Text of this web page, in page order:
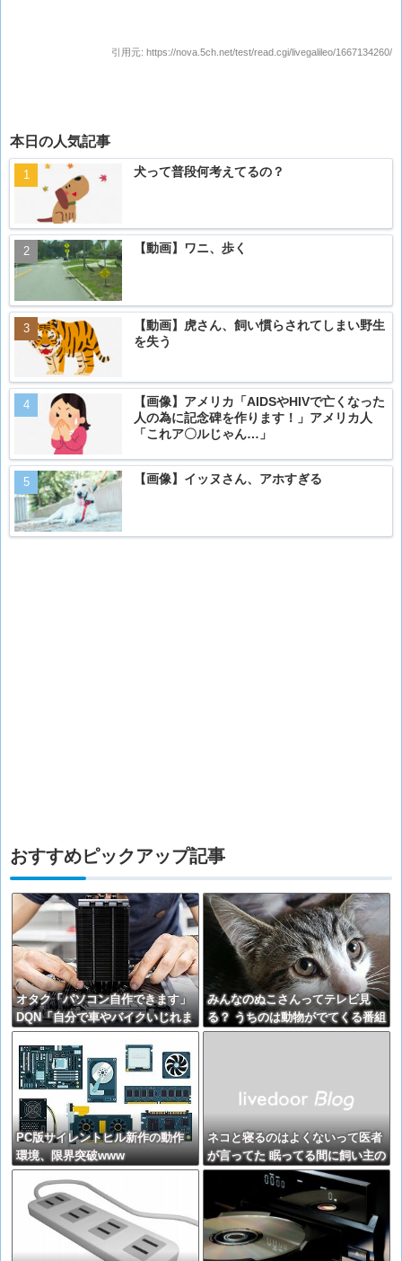
引用元: https://nova.5ch.net/test/read.cgi/livegalileo/1667134260/
本日の人気記事
犬って普段何考えてるの？
【動画】ワニ、歩く
【動画】虎さん、飼い慣らされてしまい野生
を失う
【画像】アメリカ「AIDSやHIVで亡くなった
人の為に記念碑を作ります！」アメリカ人
「これア〇ルじゃん…」
【画像】イッヌさん、アホすぎる
おすすめピックアップ記事
オタク「パソコン自作できます」
DQN「自分で車やバイクいじれま
す」
みんなのぬこさんってテレビ見
る？ うちのは動物がでてくる番組
が好きだ。【再】
PC版サイレントヒル新作の動作
環境、限界突破www
ネコと寝るのはよくないって医者
が言ってた 眠ってる間に飼い主の
顔とかを舐めたりしてるから、菌
が感染して人間が病気になるらし
い【再】